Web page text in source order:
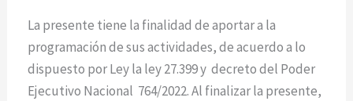
La presente tiene la finalidad de aportar a la
programación de sus actividades, de acuerdo a lo
dispuesto por Ley la ley 27.399 y decreto del Poder
Ejecutivo Nacional 764/2022. Al finalizar la presente,
no
de
2023